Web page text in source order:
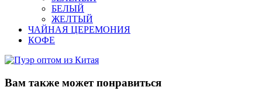
БЕЛЫЙ
ЖЕЛТЫЙ
ЧАЙНАЯ ЦЕРЕМОНИЯ
КОФЕ
Вам также может понравиться